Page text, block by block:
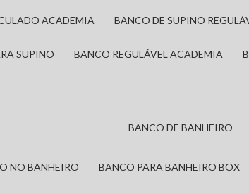
ACADEMIA BANCO DE SUPINO
SUPINO BANCO REGULÁVEL ACADEMIA
BANCO DE BANHEIRO
NO BANHEIRO BANCO PARA BANHEIRO BOX